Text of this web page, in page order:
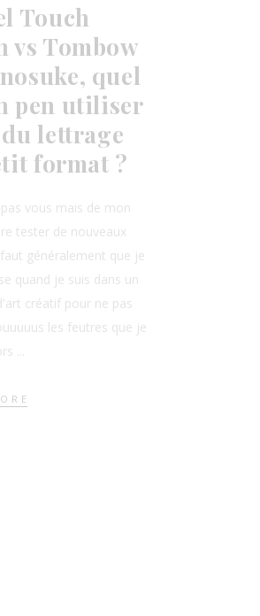
Touch
vs Tombow
quel
pen utiliser
lettrage
format ?
pas vous mais de mon
tester de nouveaux
généralement que je
quand je suis dans un
créatif pour ne pas
les feutres que je